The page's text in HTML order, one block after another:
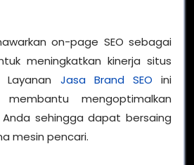
on-page SEO sebagai
meningkatkan kinerja situs
Jasa Brand SEO ini
mengoptimalkan
sehingga dapat bersaing
mesin pencari.